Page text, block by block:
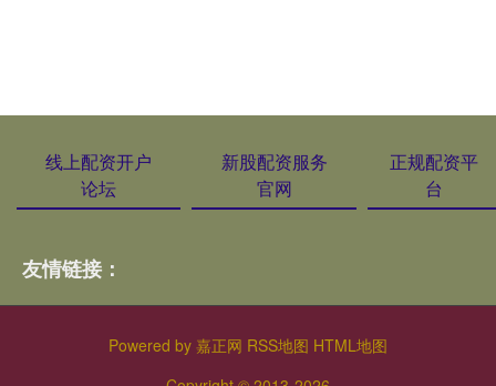
线上配资开户
论坛
新股配资服务
官网
正规配资平
台
友情链接：
Powered by 嘉正网 RSS地图 HTML地图